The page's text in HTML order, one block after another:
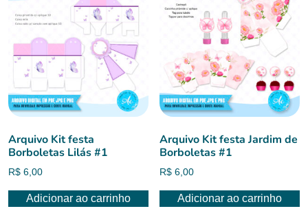
Arquivo Kit festa
Borboletas Lilás #1
R$ 6,00
Adicionar ao carrinho
Arquivo Kit festa Jardim de
Borboletas #1
R$ 6,00
Adicionar ao carrinho